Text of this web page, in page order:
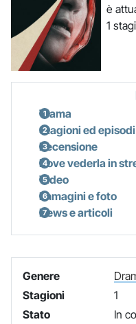
è
1
Trama
Stagioni ed episodi
Recensione
Dove vederla in
Video
Immagini e foto
News e articoli
Genere
Stagioni
1
Stato
In